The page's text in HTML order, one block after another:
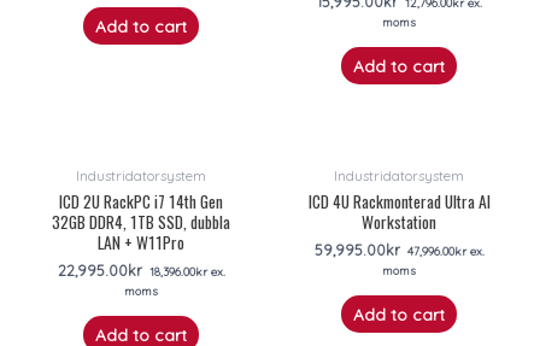
Add to cart
12,796.00krex.
moms
Add to cart
Industridatorsystem
ICD 2U RackPC i7 14th Gen
32GB DDR4, 1TB SSD, dubbla
LAN + W11Pro
22,995.00kr 18,396.00krex.
moms
Add to cart
Industridatorsystem
ICD 4U Rackmonterad Ultra AI
Workstation
59,995.00kr 47,996.00krex.
moms
Add to cart